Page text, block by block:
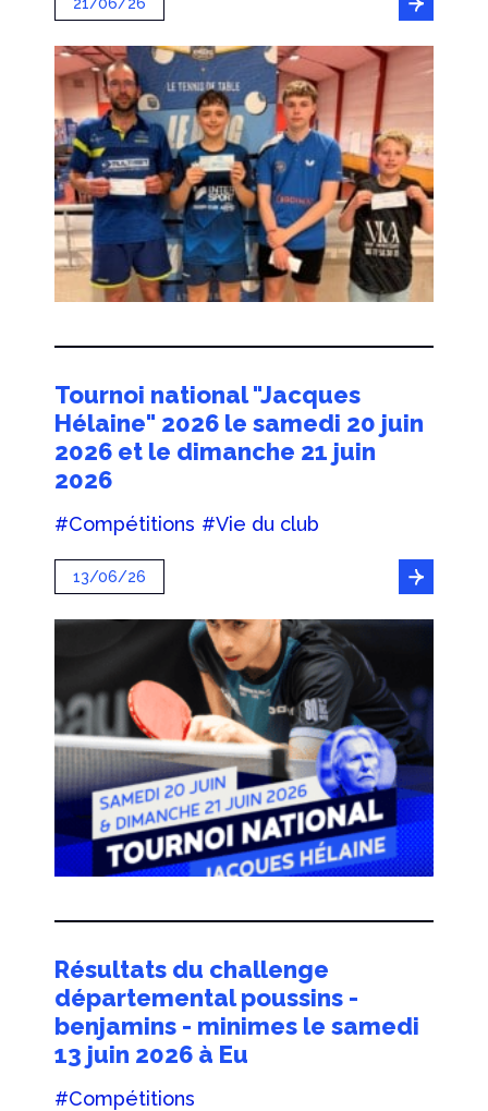
21/06/26
Tournoi national "Jacques
Hélaine" 2026 le samedi 20 juin
2026 et le dimanche 21 juin
2026
#Compétitions #Vie du club
13/06/26
Résultats du challenge
départemental poussins -
benjamins - minimes le samedi
13 juin 2026 à Eu
#Compétitions